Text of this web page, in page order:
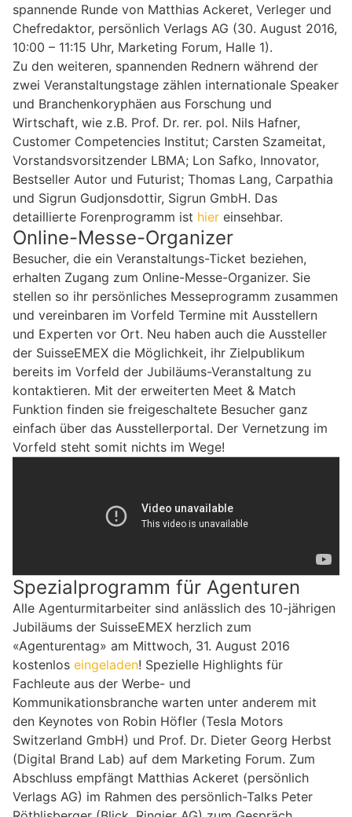
spannende Runde von Matthias Ackeret, Verleger und
Chefredaktor, persönlich Verlags AG (30. August 2016,
10:00 – 11:15 Uhr, Marketing Forum, Halle 1).
Zu den weiteren, spannenden Rednern während der
zwei Veranstaltungstage zählen internationale Speaker
und Branchenkoryphäen aus Forschung und
Wirtschaft, wie z.B. Prof. Dr. rer. pol. Nils Hafner,
Customer Competencies Institut; Carsten Szameitat,
Vorstandsvorsitzender LBMA; Lon Safko, Innovator,
Bestseller Autor und Futurist; Thomas Lang, Carpathia
und Sigrun Gudjonsdottir, Sigrun GmbH. Das
detaillierte Forenprogramm ist hier einsehbar.
Online-Messe-Organizer
Besucher, die ein Veranstaltungs-Ticket beziehen,
erhalten Zugang zum Online-Messe-Organizer. Sie
stellen so ihr persönliches Messeprogramm zusammen
und vereinbaren im Vorfeld Termine mit Ausstellern
und Experten vor Ort. Neu haben auch die Aussteller
der SuisseEMEX die Möglichkeit, ihr Zielpublikum
bereits im Vorfeld der Jubiläums-Veranstaltung zu
kontaktieren. Mit der erweiterten Meet & Match
Funktion finden sie freigeschaltete Besucher ganz
einfach über das Ausstellerportal. Der Vernetzung im
Vorfeld steht somit nichts im Wege!
Spezialprogramm für Agenturen
Alle Agenturmitarbeiter sind anlässlich des 10-jährigen
Jubiläums der SuisseEMEX herzlich zum
«Agenturentag» am Mittwoch, 31. August 2016
kostenlos eingeladen! Spezielle Highlights für
Fachleute aus der Werbe- und
Kommunikationsbranche warten unter anderem mit
den Keynotes von Robin Höfler (Tesla Motors
Switzerland GmbH) und Prof. Dr. Dieter Georg Herbst
(Digital Brand Lab) auf dem Marketing Forum. Zum
Abschluss empfängt Matthias Ackeret (persönlich
Verlags AG) im Rahmen des persönlich-Talks Peter